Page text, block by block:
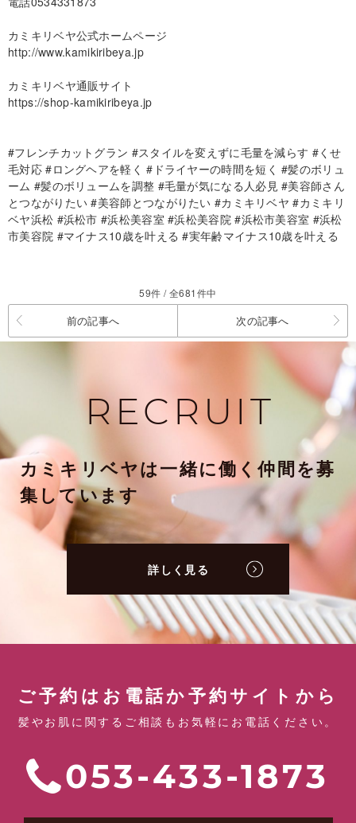
カミキリベヤ公式ホームページ
http://www.kamikiribeya.jp
カミキリベヤ通販サイト
https://shop-kamikiribeya.jp
#フレンチカットグラン #スタイルを変えずに毛量を減らす #くせ
毛対応 #ロングヘアを軽く #ドライヤーの時間を短く #髪のボリュ
ーム #髪のボリュームを調整 #毛量が気になる人必見 #美容師さん
とつながりたい #美容師とつながりたい #カミキリベヤ #カミキリ
ベヤ浜松 #浜松市 #浜松美容室 #浜松美容院 #浜松市美容室 #浜松
市美容院 #マイナス10歳を叶える #実年齢マイナス10歳を叶える
59件 / 全681件中
前の記事へ 次の記事へ
RECRUIT
カミキリベヤは一緒に働く仲間を募
集しています
詳しく見る
ご予約はお電話か予約サイトから
髪やお肌に関するご相談もお気軽にお電話ください。
053-433-1873